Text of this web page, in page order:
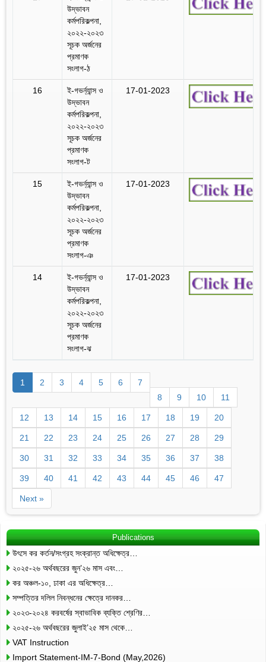
উদ্ভাবন
কর্মপরিকল্পনা,
২০২২-২০২৩
সূচক অর্জনের
প্রমাণক
সংলাগ-ঠ
16
ই-গভর্ন্যান্স ও
উদ্ভাবন
কর্মপরিকল্পনা,
২০২২-২০২৩
সূচক অর্জনের
প্রমাণক
সংলাগ-ট
17-01-2023
15
ই-গভর্ন্যান্স ও
উদ্ভাবন
কর্মপরিকল্পনা,
২০২২-২০২৩
সূচক অর্জনের
প্রমাণক
সংলাগ-ঞ
17-01-2023
14
ই-গভর্ন্যান্স ও
উদ্ভাবন
কর্মপরিকল্পনা,
২০২২-২০২৩
সূচক অর্জনের
প্রমাণক
সংলাগ-ঝ
17-01-2023
1 2 3 4 5 6
7
8
9 10 11
12 13 14 15 16 17 18 19 20
21 22 23 24 25 26 27 28 29
30 31 32 33 34 35 36 37 38
39 40 41 42 43 44 45 46 47
Next »
Publications
উৎসে কর কর্তন/সংগ্রহ সংক্রান্ত অধিক্ষেত্র…
২০২৫-২৬ অর্থবছরের জুন’২৬ মাস এবং…
কর অঞ্চল-১০, ঢাকা এর অধিক্ষেত্র…
সম্পত্তির দলিল নিবন্ধনের ক্ষেত্রে দানকর…
২০২৩-২০২৪ করবর্ষের স্বাভাবিক ব্যক্তি শ্রেণির…
২০২৫-২৬ অর্থবছরের জুলাই’২৫ মাস থেকে…
VAT Instruction
Import Statement-IM-7-Bond (May,2026)